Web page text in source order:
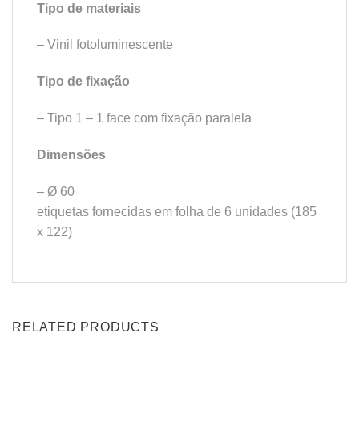
Tipo de materiais
– Vinil fotoluminescente
Tipo de fixação
– Tipo 1 – 1 face com fixação paralela
Dimensões
– Ø 60
etiquetas fornecidas em folha de 6 unidades (185
x 122)
RELATED PRODUCTS